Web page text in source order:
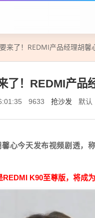
来了！REDMI产品经理胡
了！REDMI产品
9633 抢沙发 默认
心今天发布视频剧透，
K90至尊版，将成